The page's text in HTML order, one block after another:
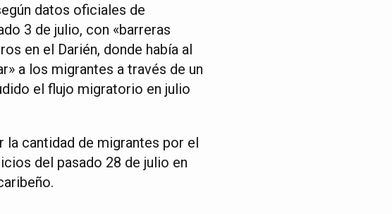
datos oficiales de
3 de julio, con «barreras
en el Darién, donde había al
a los migrantes a través de un
el flujo migratorio en julio
la cantidad de migrantes por el
del pasado 28 de julio en